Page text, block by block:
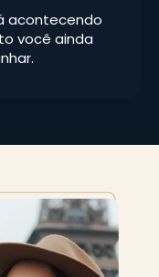
acontecendo
você ainda